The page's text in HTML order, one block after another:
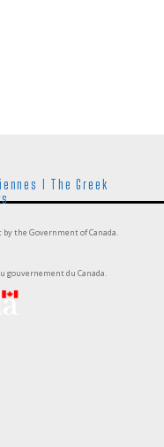
I The Greek
the Government of Canada.
gouvernement du Canada.